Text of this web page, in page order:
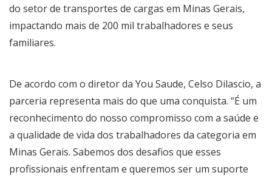
do setor de transportes de cargas em Minas Gerais,
impactando mais de 200 mil trabalhadores e seus
familiares.
De acordo com o diretor da You Saude, Celso Dilascio, a
parceria representa mais do que uma conquista. “É um
reconhecimento do nosso compromisso com a saúde e
a qualidade de vida dos trabalhadores da categoria em
Minas Gerais. Sabemos dos desafios que esses
profissionais enfrentam e queremos ser um suporte